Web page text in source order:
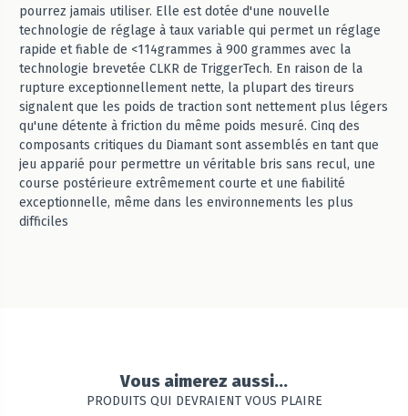
pourrez jamais utiliser. Elle est dotée d'une nouvelle
technologie de réglage à taux variable qui permet un réglage
rapide et fiable de <114grammes à 900 grammes avec la
technologie brevetée CLKR de TriggerTech. En raison de la
rupture exceptionnellement nette, la plupart des tireurs
signalent que les poids de traction sont nettement plus légers
qu'une détente à friction du même poids mesuré. Cinq des
composants critiques du Diamant sont assemblés en tant que
jeu apparié pour permettre un véritable bris sans recul, une
course postérieure extrêmement courte et une fiabilité
exceptionnelle, même dans les environnements les plus
difficiles
Vous aimerez aussi...
PRODUITS QUI DEVRAIENT VOUS PLAIRE